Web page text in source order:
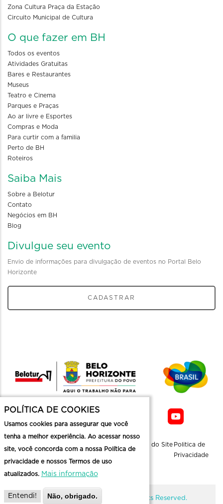
Zona Cultura Praça da Estação
Circuito Municipal de Cultura
O que fazer em BH
Todos os eventos
Atividades Gratuitas
Bares e Restaurantes
Museus
Teatro e Cinema
Parques e Praças
Ao ar livre e Esportes
Compras e Moda
Para curtir com a familia
Perto de BH
Roteiros
Saiba Mais
Sobre a Belotur
Contato
Negócios em BH
Blog
Divulgue seu evento
Envio de informações para divulgação de eventos no Portal Belo
Horizonte
CADASTRAR
Mapa do Site Politica de
Privacidade
@ Copyright Belotur 2026. All Rights Reserved.
POLÍTICA DE COOKIES
Usamos cookies para assegurar que você
tenha a melhor experiência. Ao acessar nosso
site, você concorda com a nossa Política de
privacidade e nossos Termos de uso
atualizados. Mais informação
Entendi! Não, obrigado.